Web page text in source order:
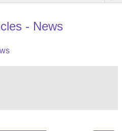
- News